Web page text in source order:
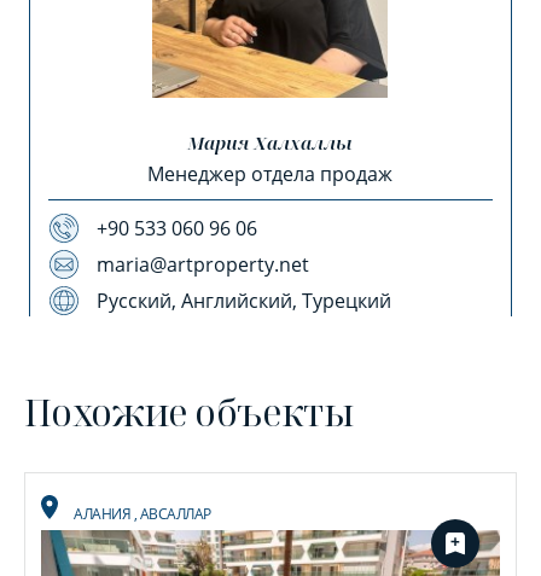
Мария Халхаллы
Менеджер отдела продаж
+90 533 060 96 06
maria@artproperty.net
Русский, Английский, Турецкий
Похожие объекты
АЛАНИЯ,АВСАЛЛАР